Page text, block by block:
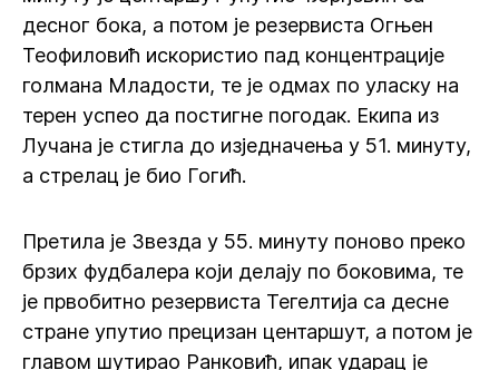
десног бока, а потом је резервиста Огњен
Теофиловић искористио пад концентрације
голмана Младости, те је одмах по уласку на
терен успео да постигне погодак. Екипа из
Лучана је стигла до изједначења у 51. минуту,
а стрелац је био Гогић.
Претила је Звезда у 55. минуту поново преко
брзих фудбалера који делају по боковима, те
је првобитно резервиста Тегелтија са десне
стране упутио прецизан центаршут, а потом је
главом шутирао Ранковић, ипак ударац је